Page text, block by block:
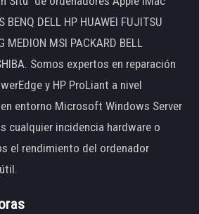
BENQ DELL HP HUAWEI FUJITSU
MEDION MSI PACKARD BELL
Somos expertos en reparación
y HP ProLiant a nivel
entorno Microsoft Windows Server
cualquier incidencia hardware o
el rendimiento del ordenador